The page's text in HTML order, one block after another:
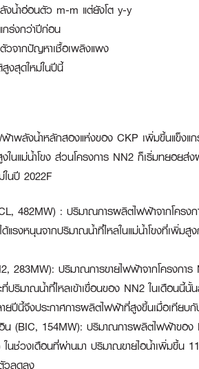
น้ำอ่อนตัว m-m แต่ยังโต y-y
กร่งกว่าปีก่อน
วจากปัญหาเชื้อเพลิงแพง
งสุดใหม่ในปีนี้
าพลังน้ำหลักสองแห่งของ CKP เพิ่มขึ้นแข็ง
นแม่น้ำโขง ส่วนโครงการ NN2 ก็เริ่มทยอย
ในปี 2022F
482MW) : ปริมาณการผลิตไฟฟ้าจากโคร
ด้แรงหนุนจากปริมาณน้ำที่ไหลในแม่น้ำโขงที่
283MW): ปริมาณการขายไฟฟ้าจากโครงก
ปริมาณน้ำที่ไหลเข้าเขื่อนของ NN2 ในเดือน
ยปีนี้จึงประกาศการผลิตไฟฟ้าที่สูงขึ้นเมื่อเทียบ
น (BIC, 154MW): ปริมาณการผลิตไฟฟ้าของ
ช่วงเดือนที่ผ่านมา ปริมาณขายไอน้ำเพิ่มขึ้น
วลดลง